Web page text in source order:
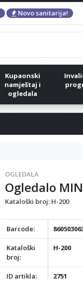
Novo sanitarija!
Kupaonski
namještaj i
ogledala
OGLEDALA
Ogledalo
Kataloški broj: H-200
Barcode:
Kataloški
broj:
H-200
ID artikla: 2751